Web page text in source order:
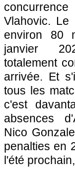
Vlahovic. Le
environ 80
janvier
totalement
arrivée. Et
tous les
c'est
absences
Nico
penalties en
l'été